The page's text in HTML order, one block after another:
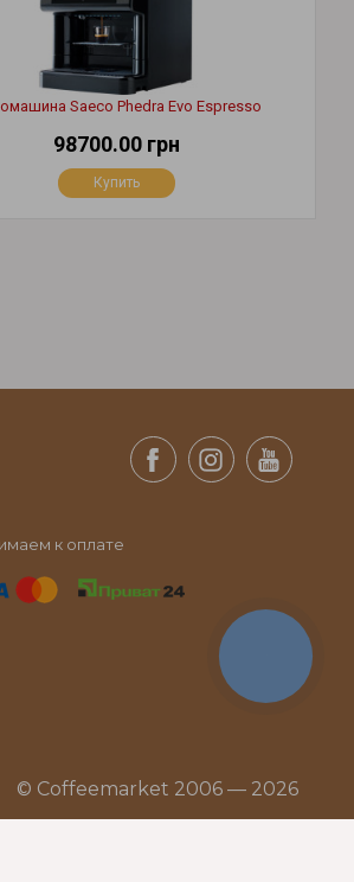
Saeco Phedra Evo Espresso
98700.00 грн
Купить
к оплате
© Coffeemarket 2006 — 2026